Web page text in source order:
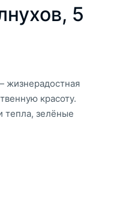
5
жизнерадостная
красоту.
тепла, зелёные